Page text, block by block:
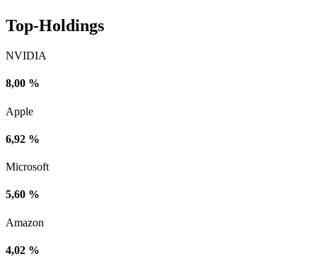
Top-Holdings
NVIDIA
8,00 %
Apple
6,92 %
Microsoft
5,60 %
Amazon
4,02 %